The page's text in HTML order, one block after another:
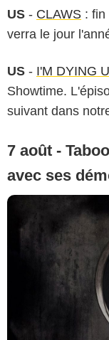
US - CLAWS : fin
verra le jour
US - I'M DYING
Showtime.
suivant dans
7 août -
avec ses